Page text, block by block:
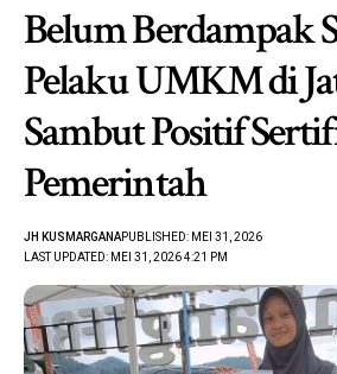
Belum Berdampak
Pelaku UMKM di
Sambut Positif
Pemerintah
LAST UPDATED: MEI 31, 2026 4:21 PM
JH KUSMARGANAPUBLISHED: MEI 31, 2026